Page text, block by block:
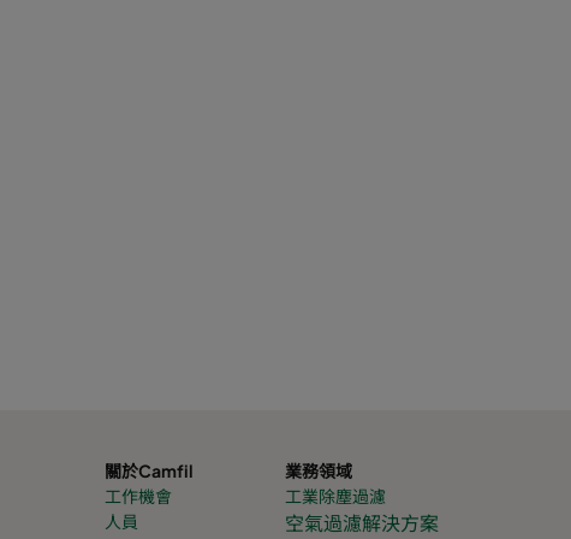
關於Camfil
工作機會
人員
業務領域
工業除塵過濾
空氣過濾解決方案